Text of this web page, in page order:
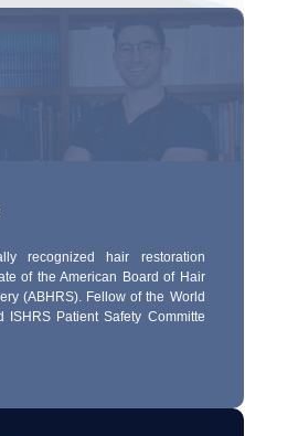
recognized hair restoration
of the American Board of Hair
(ABHRS). Fellow of the World
ISHRS Patient Safety Committe